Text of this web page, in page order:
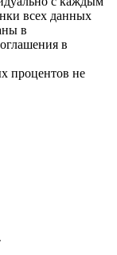
всех данных
в
в
процентов не